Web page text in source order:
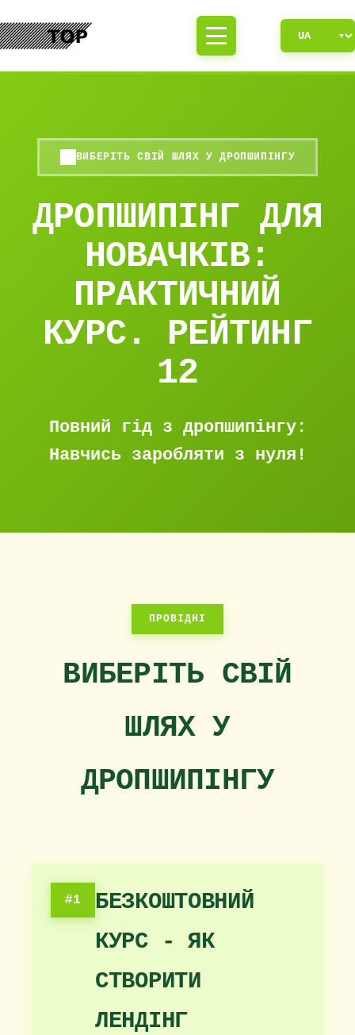
ВИБЕРІТЬ СВІЙ ШЛЯХ У ДРОПШИПІНГУ
ДРОПШИПІНГ ДЛЯ
НОВАЧКІВ:
ПРАКТИЧНИЙ
КУРС. РЕЙТИНГ
12
Повний гід з дропшипінгу:
Навчись заробляти з нуля!
ПРОВІДНІ
ВИБЕРІТЬ СВІЙ
ШЛЯХ У
ДРОПШИПІНГУ
#1
БЕЗКОШТОВНИЙ
КУРС - ЯК
СТВОРИТИ
ЛЕНДІНГ